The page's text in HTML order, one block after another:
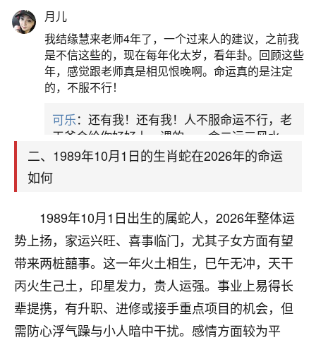
势稳中有升，事业与人际迎来关键转机。流年遇“天
德”“月德”吉星入命，贵人运明显增强，尤其在春季
和秋季，易得长辈、上司提携，合作项目推进顺
利。职场中宜主动沟通，避免因思虑过重而错失良
机。部分人有岗位调整或职责拓展机会，需提前储
备专业能力。感情方面，单身者桃花渐旺，3
二、1989年10月1日的生肖蛇在2026年的命运
如何
1989年10月1日出生的属蛇人，2026年整体运
势上扬，家运兴旺、喜事临门，尤其子女方面有望
带来两桩囍事。这一年火土相生，巳午无冲，天干
丙火生己土，印星发力，贵人运强。事业上易得长
辈提携，有升职、进修或接手重点项目的机会，但
需防心浮气躁与小人暗中干扰。感情方面较为平
月儿
我结缘慧来老师4年了，一个过来人的建议，之前我
是不信这些的，现在每年化太岁，看年卦。回顾这些
年，感觉跟老师真是相见恨晚啊。命运真的是注定
的，不服不行！
可乐：还有我！还有我！人不服命运不行，老
天爷会给你好好上一课的。一命二运三风水，
哪样不服都不行！
平安是福
17分钟前 来自湖北 19
心若莲花
我是做餐饮的，这两年，生意屡屡受挫，店开一家关
一家，要么生意不好，生意好的就出事。前些年攒的
家底快败光了，真是倒霉！我也想找人看看到底怎么
回事？